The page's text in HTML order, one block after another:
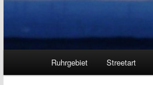
Ruhrgebiet Streetart